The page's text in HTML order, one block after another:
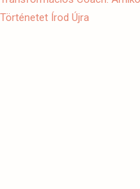
Történetet Írod Újra